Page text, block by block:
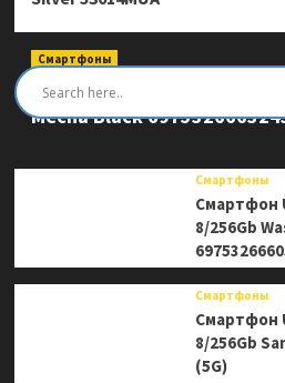
Смартфоны
Смартфон Ulefone Armor
Mecha Black
Смартфоны
Смартфон
8/256Gb
Смартфоны
Смартфон
8/256Gb
(5G)